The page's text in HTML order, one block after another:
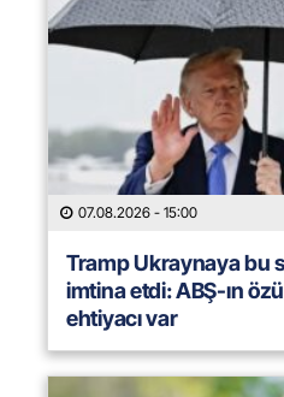
07.08.2026 - 15:00
Tramp Ukraynaya bu
imtina etdi: ABŞ-ın
ehtiyacı var